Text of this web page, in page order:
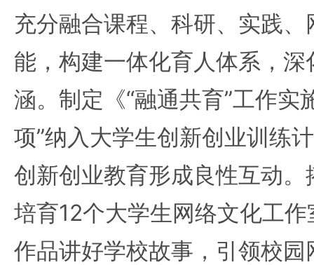
充分融合课程、科研、实践
能，构建一体化育人体系，
涵。制定《“融通共育”工作实
项”纳入大学生创新创业训练
创新创业教育形成良性互动
培育12个大学生网络文化工
作品讲好学校故事，引领校